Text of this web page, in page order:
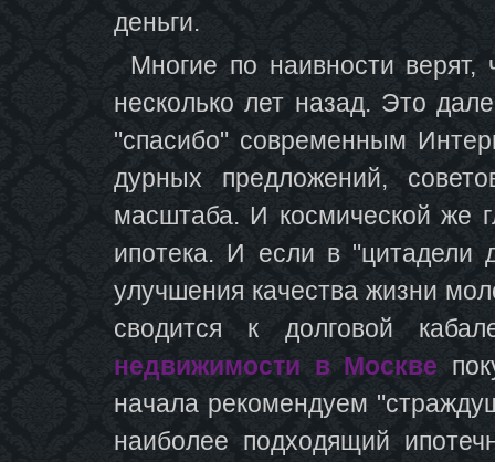
деньги.
Многие по наивности
несколько лет назад. Это
"спасибо" современным
дурных предложений,
масштаба. И космической же
ипотека. И если в "цитадели
улучшения качества жизни
сводится к долговой
недвижимости в Москве
начала рекомендуем
наиболее подходящий